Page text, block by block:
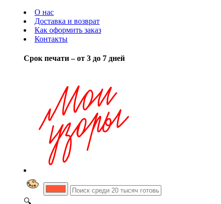
О нас
Доставка и возврат
Как оформить заказ
Контакты
Срок печати – от 3 до 7 дней
🔍